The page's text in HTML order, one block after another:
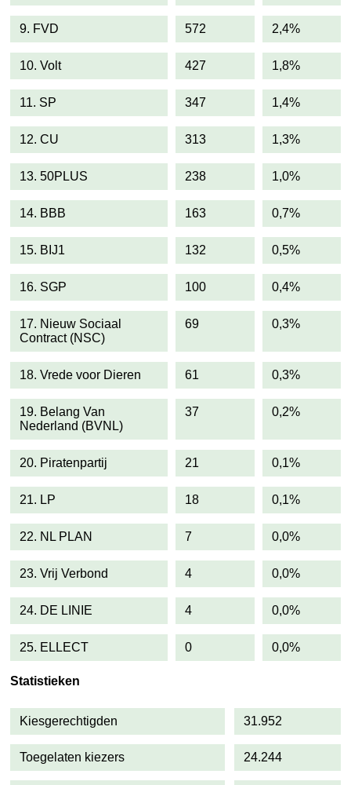
9. FVD 572 2,4%
10. Volt 427 1,8%
11. SP 347 1,4%
12. CU 313 1,3%
13. 50PLUS 238 1,0%
14. BBB 163 0,7%
15. BIJ1 132 0,5%
16. SGP 100 0,4%
17. Nieuw Sociaal
Contract (NSC)
69 0,3%
18. Vrede voor Dieren 61 0,3%
19. Belang Van
Nederland (BVNL)
37 0,2%
20. Piratenpartij 21 0,1%
21. LP 18 0,1%
22. NL PLAN 7 0,0%
23. Vrij Verbond 4 0,0%
24. DE LINIE 4 0,0%
25. ELLECT 0 0,0%
Statistieken
Kiesgerechtigden 31.952
Toegelaten kiezers 24.244